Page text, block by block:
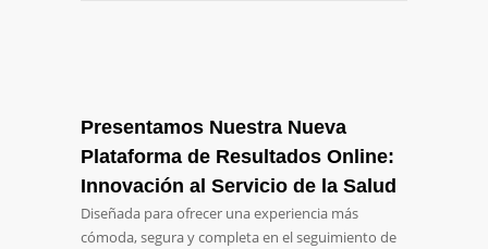
Presentamos Nuestra Nueva
Plataforma de Resultados Online:
Innovación al Servicio de la Salud
Diseñada para ofrecer una experiencia más
cómoda, segura y completa en el seguimiento de